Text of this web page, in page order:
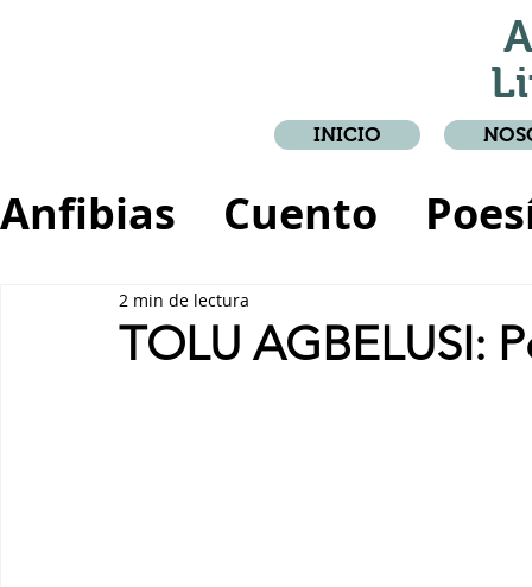
INICIO
Anfibias Cuento
Crónica
TOLU AGBELUSI:
2 min de lectura